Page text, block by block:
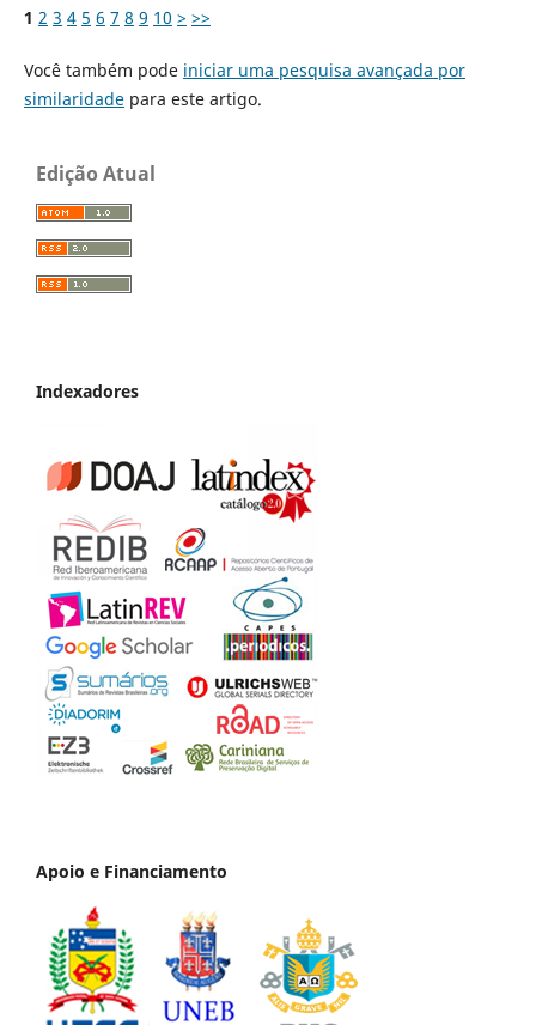
1 2 3 4 5 6 7 8 9 10 > >>
Você também pode iniciar uma pesquisa avançada por
similaridadepara este artigo.
Edição Atual
Indexadores
Apoio e Financiamento